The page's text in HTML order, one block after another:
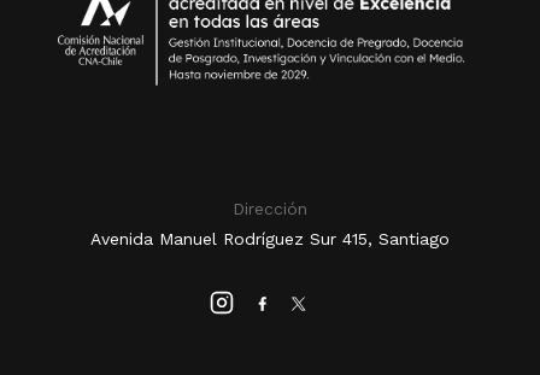
Dirección
Avenida Manuel Rodríguez Sur 415, Santiago